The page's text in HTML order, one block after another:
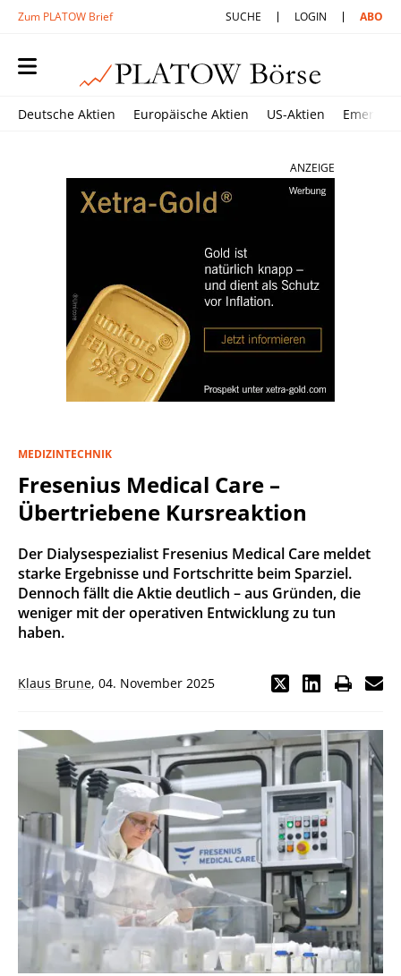
Zum PLATOW Brief SUCHE LOGIN ABO
Deutsche Aktien Europäische Aktien US-Aktien
ANZEIGE
MEDIZINTECHNIK
Fresenius Medical Care –
Übertriebene Kursreaktion
Der Dialysespezialist Fresenius Medical Care meldet
starke Ergebnisse und Fortschritte beim Sparziel.
Dennoch fällt die Aktie deutlich – aus Gründen, die
weniger mit der operativen Entwicklung zu tun
haben.
Klaus Brune, 04. November 2025